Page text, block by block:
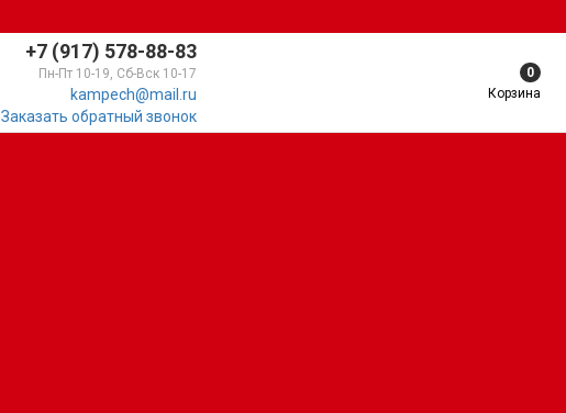
+7 (917) 578-88-83
Пн-Пт 10-19, Сб-Вск 10-17
kampech@mail.ru
Заказать обратный звонок
0
Корзина